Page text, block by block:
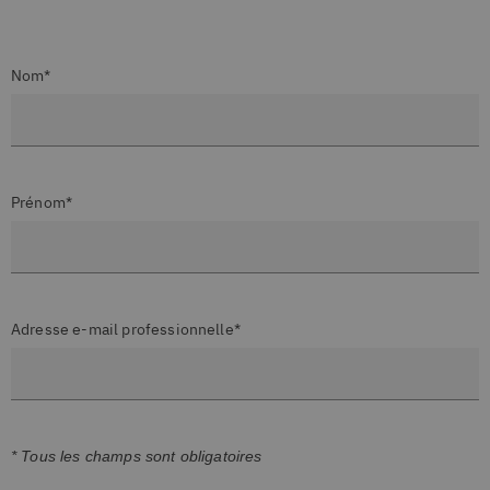
Nom*
Prénom*
Adresse e-mail professionnelle*
* Tous les champs sont obligatoires